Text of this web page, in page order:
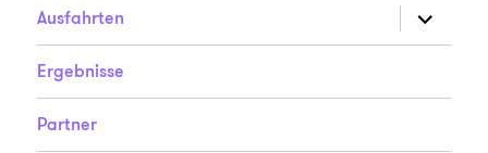
Ausfahrten
anzeigen
Ergebnisse
Partner